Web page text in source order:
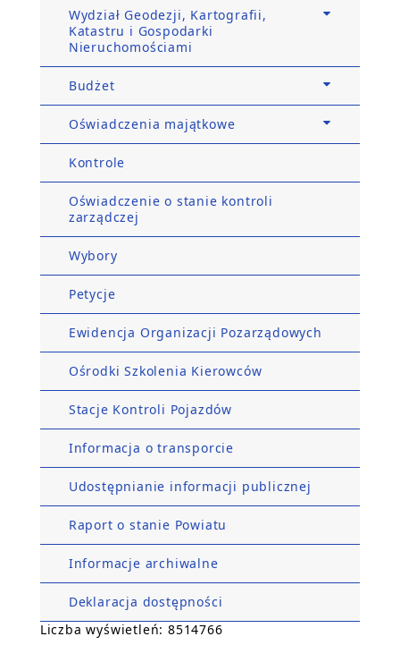
Wydział Geodezji, Kartografii,
Katastru i Gospodarki
Nieruchomościami
Budżet
Oświadczenia majątkowe
Kontrole
Oświadczenie o stanie kontroli
zarządczej
Wybory
Petycje
Ewidencja Organizacji Pozarządowych
Ośrodki Szkolenia Kierowców
Stacje Kontroli Pojazdów
Informacja o transporcie
Udostępnianie informacji publicznej
Raport o stanie Powiatu
Informacje archiwalne
Deklaracja dostępności
Liczba wyświetleń: 8514766